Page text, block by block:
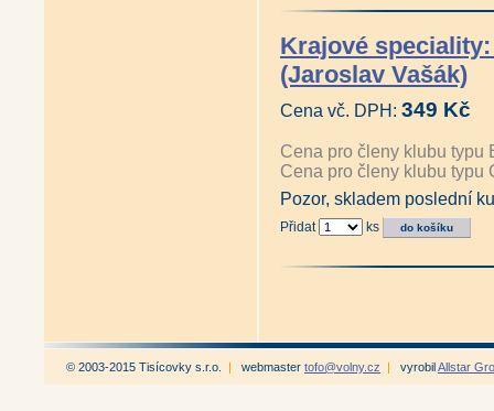
Krajové
(Jaroslav Vašák)
Cena vč. DPH: 349 Kč
Cena pro členy klubu typu
Cena pro členy klubu typu
Pozor, skladem poslední
Přidat ks
© 2003-2015 Tisícovky s.r.o. | webmaster tofo@volny.cz | vyrobilAllstar